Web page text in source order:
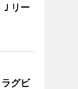
リー
グビ